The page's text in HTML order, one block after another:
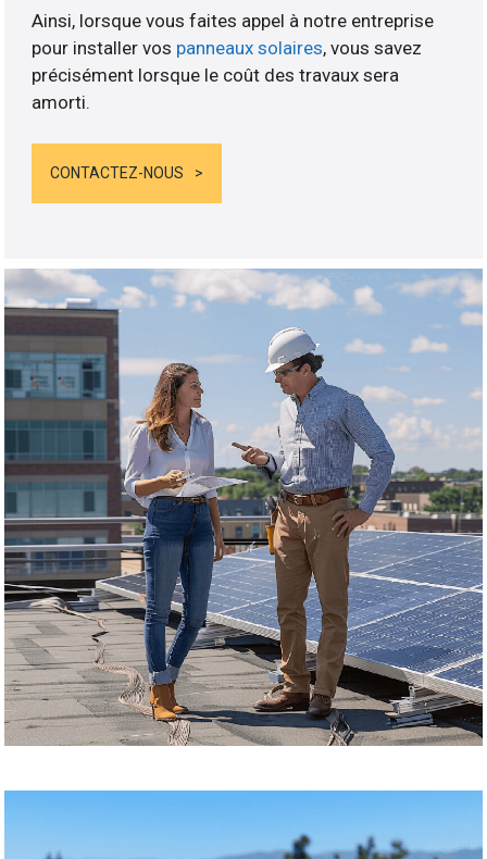
Ainsi, lorsque vous faites appel à notre entreprise
pour installer vos panneaux solaires, vous savez
précisément lorsque le coût des travaux sera
amorti.
CONTACTEZ-NOUS